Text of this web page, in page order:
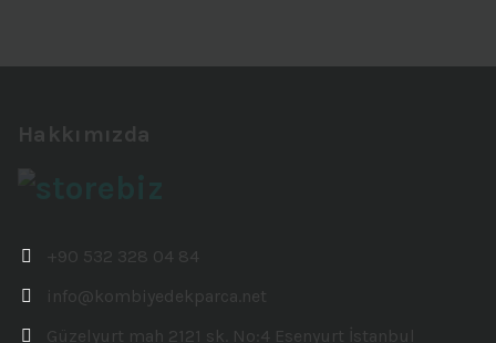
Hakkımızda
+90 532 328 04 84
info@kombiyedekparca.net
Güzelyurt mah 2121 sk. No:4 Esenyurt İstanbul